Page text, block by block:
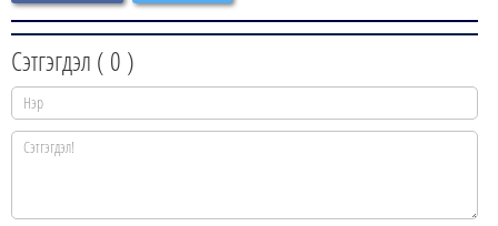
Сэтгэгдэл ( 0 )